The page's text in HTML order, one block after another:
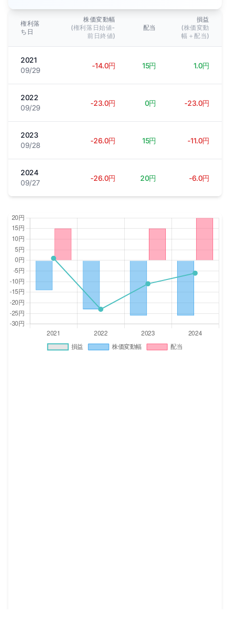
権利落
ち日
株価変動幅
(権利落日始値-
前日終値)
配当
損益
(株価変動
幅＋配当)
2021
09/29
-14.0円 15円 1.0円
2022
09/29
-23.0円 0円 -23.0円
2023
09/28
-26.0円 15円 -11.0円
2024
09/27
-26.0円 20円 -6.0円